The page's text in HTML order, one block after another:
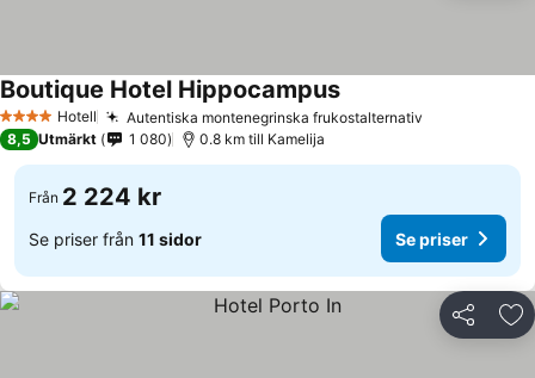
4 StjärnorHotell Autentiska montenegrinska frukostalternativ
Boutique Hotel Hippocampus
8,5 Utmärkt 1 080 0.8 km till Kamelija
Från 2 224 kr
Se priser från 11 sidor Se priser
Dela